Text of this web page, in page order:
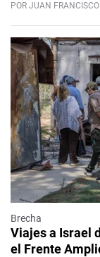
POR JUAN
Brecha
Viajes a Israel
el Frente